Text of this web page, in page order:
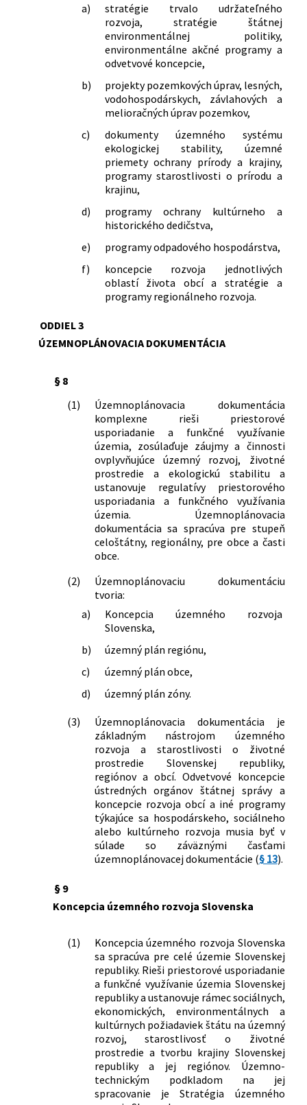
a)
stratégie trvalo udržateľného
rozvoja, stratégie štátnej
environmentálnej politiky,
environmentálne akčné programy a
odvetvové koncepcie,
b)
projekty pozemkových úprav, lesných,
vodohospodárskych, závlahových a
melioračných úprav pozemkov,
c)
dokumenty územného systému
ekologickej stability, územné
priemety ochrany prírody a krajiny,
programy starostlivosti o prírodu a
krajinu,
d)
programy ochrany kultúrneho a
historického dedičstva,
e)
programy odpadového hospodárstva,
f)
koncepcie rozvoja jednotlivých
oblastí života obcí a stratégie a
programy regionálneho rozvoja.
ODDIEL 3
ÚZEMNOPLÁNOVACIA DOKUMENTÁCIA
§ 8
(1)
Územnoplánovacia dokumentácia
komplexne rieši priestorové
usporiadanie a funkčné využívanie
územia, zosúlaďuje záujmy a činnosti
ovplyvňujúce územný rozvoj, životné
prostredie a ekologickú stabilitu a
ustanovuje regulatívy priestorového
usporiadania a funkčného využívania
územia. Územnoplánovacia
dokumentácia sa spracúva pre stupeň
celoštátny, regionálny, pre obce a časti
obce.
(2)
Územnoplánovaciu dokumentáciu
tvoria:
a)
Koncepcia územného rozvoja
Slovenska,
b)
územný plán regiónu,
c)
územný plán obce,
d)
územný plán zóny.
(3)
Územnoplánovacia dokumentácia je
základným nástrojom územného
rozvoja a starostlivosti o životné
prostredie Slovenskej republiky,
regiónov a obcí. Odvetvové koncepcie
ústredných orgánov štátnej správy a
koncepcie rozvoja obcí a iné programy
týkajúce sa hospodárskeho, sociálneho
alebo kultúrneho rozvoja musia byť v
súlade so záväznými časťami
územnoplánovacej dokumentácie (§ 13).
§ 9
Koncepcia územného rozvoja Slovenska
(1)
Koncepcia územného rozvoja Slovenska
sa spracúva pre celé územie Slovenskej
republiky. Rieši priestorové usporiadanie
a funkčné využívanie územia Slovenskej
republiky a ustanovuje rámec sociálnych,
ekonomických, environmentálnych a
kultúrnych požiadaviek štátu na územný
rozvoj, starostlivosť o životné
prostredie a tvorbu krajiny Slovenskej
republiky a jej regiónov. Územno-
technickým podkladom na jej
spracovanie je Stratégia územného